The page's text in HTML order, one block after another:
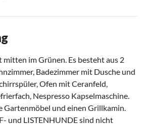
mitten im Grünen. Es besteht aus 2
Badezimmer mit Dusche und
Ofen mit Ceranfeld,
Nespresso Kapselmaschine.
Gartenmöbel und einen Grillkamin.
und LISTENHUNDE sind nicht